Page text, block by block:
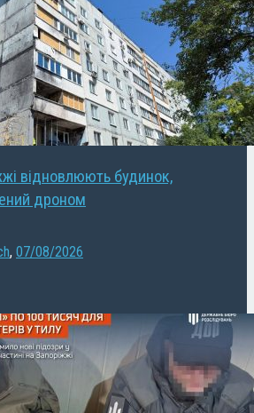
відновлюють будинок,
дроном
, 07/08/2026